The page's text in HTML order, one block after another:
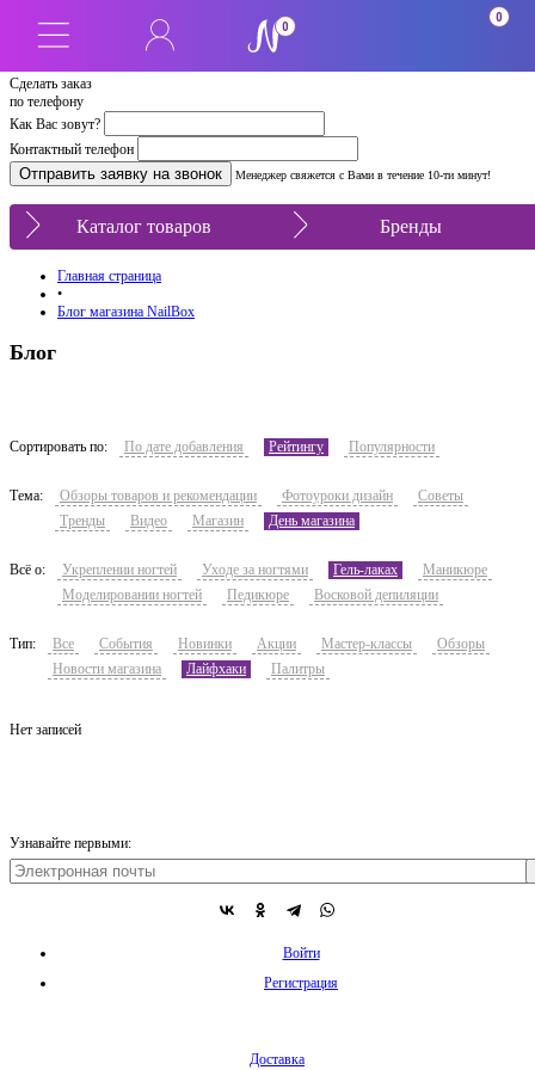
Сделать заказ
по телефону
Как Вас зовут?
Контактный телефон
Менеджер свяжется с Вами в течение 10-ти минут!
0
0
Каталог товаров Бренды
Главная страница
•
Блог магазина NailBox
Блог
Сортировать по: По дате добавления Рейтингу Популярности
Тема: Обзоры товаров и рекомендации Фотоуроки дизайн
Советы
Тренды
Видео Магазин День магазина
Всё о: Укреплении ногтей Уходе за ногтями Гель-лаках
Маникюре
Моделировании ногтей
Педикюре Восковой депиляции
Тип: Все События Новинки Акции Мастер-классы
Обзоры
Новости магазина
Лайфхаки Палитры
Нет записей
Узнавайте первыми:
Войти
Регистрация
Доставка